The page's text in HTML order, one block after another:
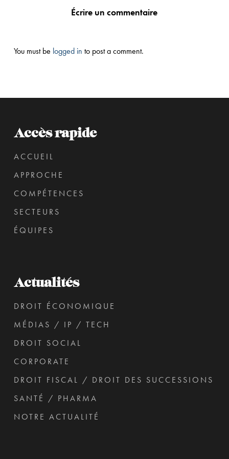
Écrire un commentaire
You must be logged in to post a comment.
Accès rapide
ACCUEIL
APPROCHE
COMPÉTENCES
SECTEURS
ÉQUIPES
Actualités
DROIT ÉCONOMIQUE
MÉDIAS / IP / TECH
DROIT SOCIAL
CORPORATE
DROIT FISCAL / DROIT DES SUCCESSIONS
SANTÉ / PHARMA
NOTRE ACTUALITÉ